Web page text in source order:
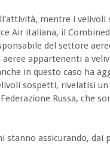
mentre i velivoli
Air italiana, il
del settore
aeree appartenenti a
in questo caso ha
sospetti, rivelatisi
Russa, che
stanno assicurando,